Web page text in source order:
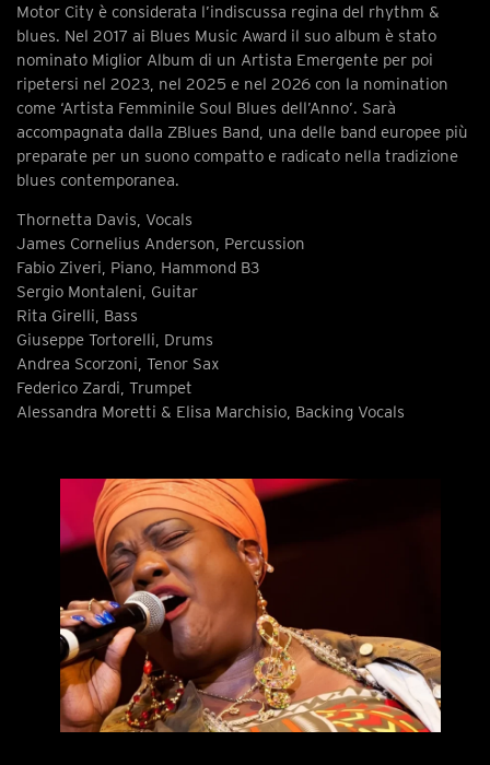
Motor City è considerata l’indiscussa regina del rhythm &
blues. Nel 2017 ai Blues Music Award il suo album è stato
nominato Miglior Album di un Artista Emergente per poi
ripetersi nel 2023, nel 2025 e nel 2026 con la nomination
come ‘Artista Femminile Soul Blues dell’Anno’. Sarà
accompagnata dalla ZBlues Band, una delle band europee più
preparate per un suono compatto e radicato nella tradizione
blues contemporanea.
Thornetta Davis, Vocals
James Cornelius Anderson, Percussion
Fabio Ziveri, Piano, Hammond B3
Sergio Montaleni, Guitar
Rita Girelli, Bass
Giuseppe Tortorelli, Drums
Andrea Scorzoni, Tenor Sax
Federico Zardi, Trumpet
Alessandra Moretti & Elisa Marchisio, Backing Vocals